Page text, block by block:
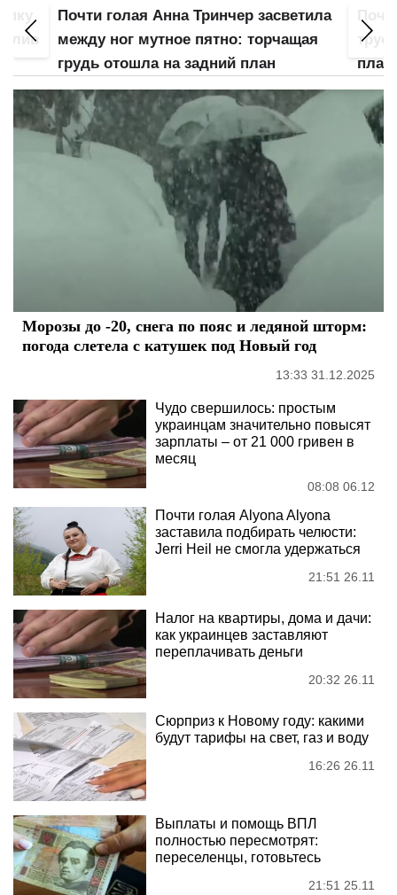
Почти голая Анна Тринчер засветила
между ног мутное пятно: торчащая
грудь отошла на задний план
Морозы до -20, снега по пояс и ледяной шторм:
погода слетела с катушек под Новый год
13:33 31.12.2025
Чудо свершилось: простым
украинцам значительно повысят
зарплаты – от 21 000 гривен в
месяц
08:08 06.12
Почти голая Alyona Alyona
заставила подбирать челюсти:
Jerri Heil не смогла удержаться
21:51 26.11
Налог на квартиры, дома и дачи:
как украинцев заставляют
переплачивать деньги
20:32 26.11
Сюрприз к Новому году: какими
будут тарифы на свет, газ и воду
16:26 26.11
Выплаты и помощь ВПЛ
полностью пересмотрят:
переселенцы, готовьтесь
21:51 25.11